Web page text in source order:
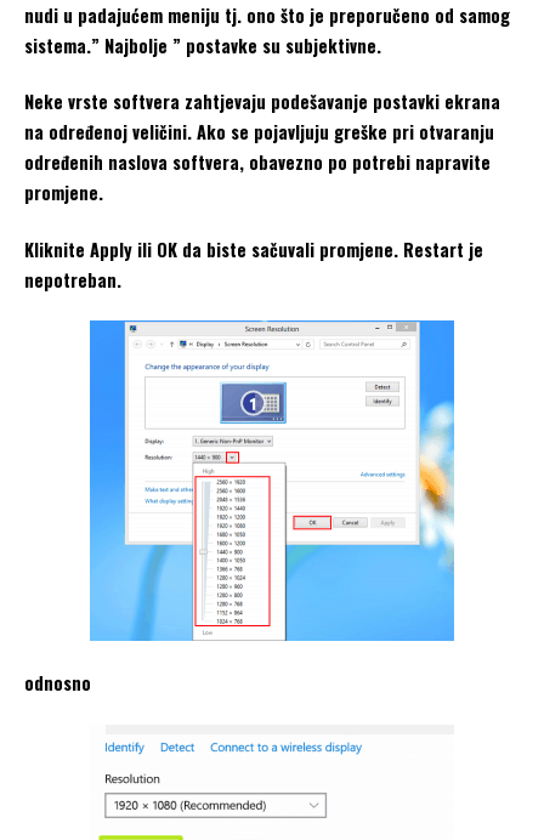
nudi u padajućem meniju tj. ono što je preporučeno od samog
sistema.” Najbolje ” postavke su subjektivne.
Neke vrste softvera zahtjevaju podešavanje postavki ekrana
na određenoj veličini. Ako se pojavljuju greške pri otvaranju
određenih naslova softvera, obavezno po potrebi napravite
promjene.
Kliknite Apply ili OK da biste sačuvali promjene. Restart je
nepotreban.
odnosno